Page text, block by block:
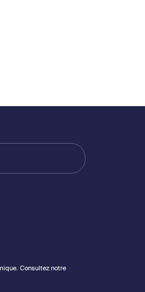
Consultez notre